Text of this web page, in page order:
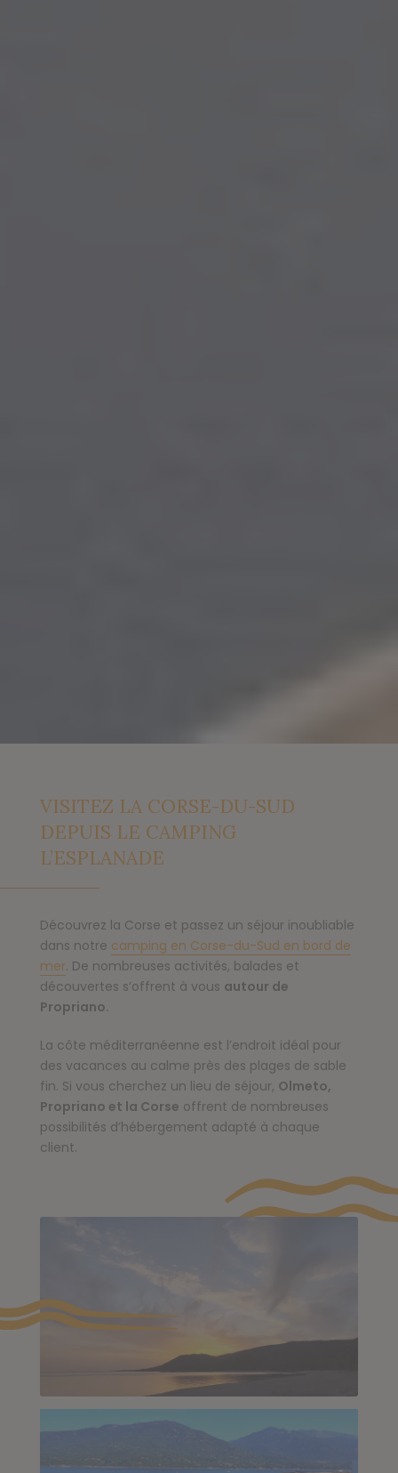
VISITEZ LA CORSE-DU-SUD
DEPUIS LE CAMPING
L’ESPLANADE
Découvrez la Corse et passez un séjour inoubliable
dans notre camping en Corse-du-Sud en bord de
mer. De nombreuses activités, balades et
découvertes s’offrent à vous autour de
Propriano.
La côte méditerranéenne est l’endroit idéal pour
des vacances au calme près des plages de sable
fin. Si vous cherchez un lieu de séjour, Olmeto,
Propriano et la Corse offrent de nombreuses
possibilités d’hébergement adapté à chaque
client.